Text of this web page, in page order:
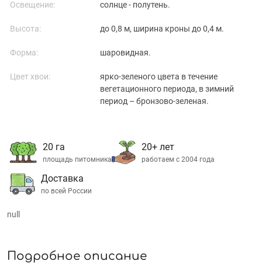
Освещение: солнце - полутень.
Высота: до 0,8 м, ширина кроны до 0,4 м.
Форма: шаровидная.
Цвет хвои:
ярко-зеленого цвета в течение
вегетационного периода, в зимний
период – бронзово-зеленая.
20 га
площадь питомника
20+ лет
работаем с 2004 года
Доставка
по всей России
null
Подробное описание